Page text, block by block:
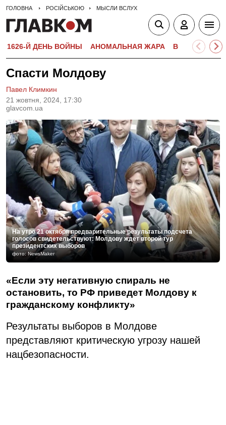
ГОЛОВНА РОСІЙСЬКОЮ МЫСЛИ ВСЛУХ
1626-Й ДЕНЬ ВОЙНЫ АНОМАЛЬНАЯ ЖАРА
Спасти Молдову
21 жовтня, 2024, 17:30
glavcom.ua
Павел Климкин
На утро 21 октября предварительные результаты подсчета
голосов свидетельствуют: Молдову ждет второй тур
президентских выборов
фото: NewsMaker
«Если эту негативную спираль не
остановить, то РФ приведет Молдову к
гражданскому конфликту»
Результаты выборов в Молдове
представляют критическую угрозу нашей
нацбезопасности.